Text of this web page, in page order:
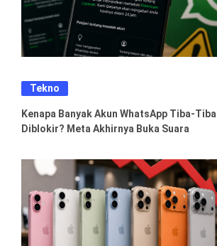
Tekno
Kenapa Banyak Akun WhatsApp Tiba-Tiba
Diblokir? Meta Akhirnya Buka Suara